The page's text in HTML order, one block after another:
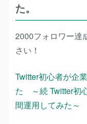
た。
2000フォロワー達
さい！
Twitter初心者が企
た ～続 Twitter初
間運用してみた～